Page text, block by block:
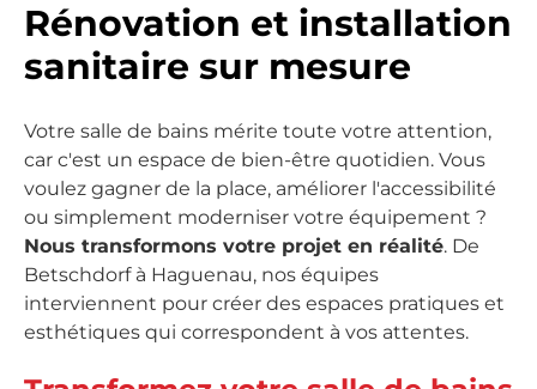
Rénovation et installation
sanitaire sur mesure
Votre salle de bains mérite toute votre attention,
car c'est un espace de bien-être quotidien. Vous
voulez gagner de la place, améliorer l'accessibilité
ou simplement moderniser votre équipement ?
Nous transformons votre projet en réalité. De
Betschdorf à Haguenau, nos équipes
interviennent pour créer des espaces pratiques et
esthétiques qui correspondent à vos attentes.